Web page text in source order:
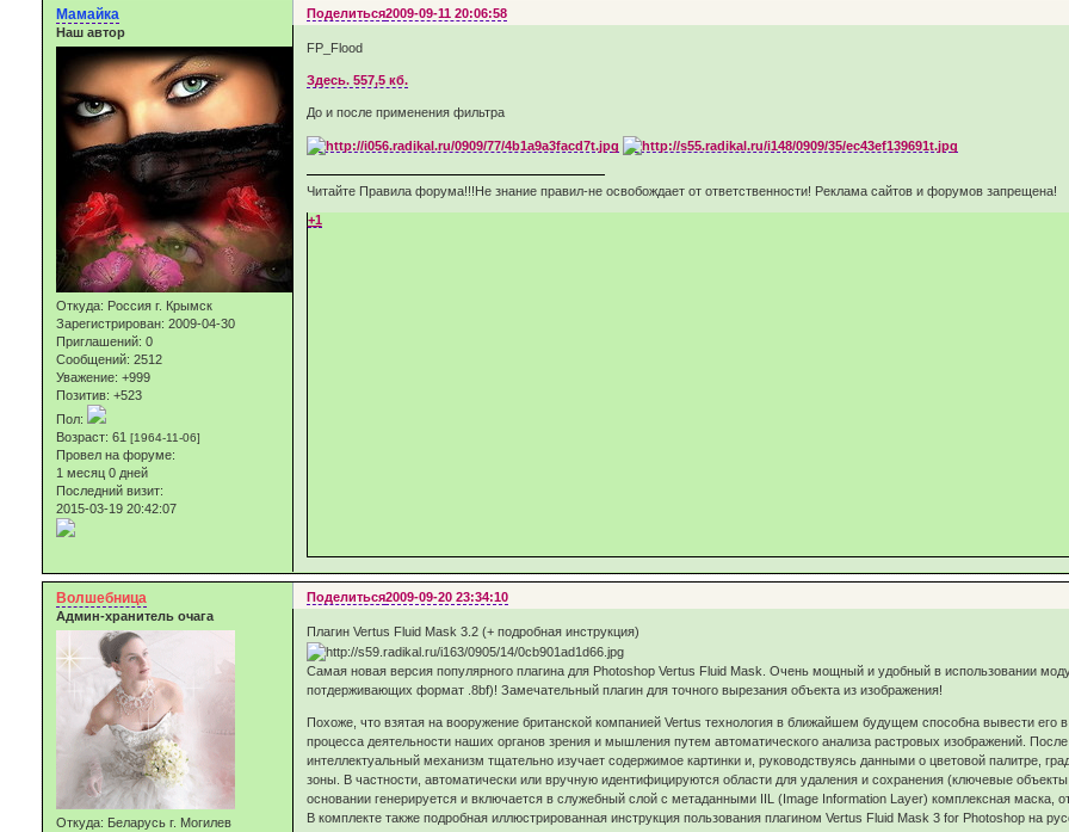
Поделиться2009-09-11 20:06:58
Мамайка
Наш автор
Откуда: Россия г. Крымск
Зарегистрирован: 2009-04-30
Приглашений: 0
Сообщений: 2512
Уважение: +999
Позитив: +523
Пол:
Возраст: 61 [1964-11-06]
Провел на форуме:
1 месяц 0 дней
Последний визит:
2015-03-19 20:42:07
FP_Flood
Здесь. 557,5 кб.
До и после применения фильтра
Читайте Правила форума!!!Не знание правил-не освобождает от ответственности! Реклама сайтов и форумов запрещена!
+1
Поделиться2009-09-20 23:34:10
Волшебница
Админ-хранитель очага
Откуда: Беларусь г. Могилев
Плагин Vertus Fluid Mask 3.2 (+ подробная инструкция)
Самая новая версия популярного плагина для Photoshop Vertus Fluid Mask. Очень мощный и удобный в использовании
потдерживающих формат .8bf)! Замечательный плагин для точного вырезания объекта из изображения!
Похоже, что взятая на вооружение британской компанией Vertus технология в ближайшем будущем способна вывести
процесса деятельности наших органов зрения и мышления путем автоматического анализа растровых изображений.
интеллектуальный механизм тщательно изучает содержимое картинки и, руководствуясь данными о цветовой палитре,
зоны. В частности, автоматически или вручную идентифицируются области для удаления и сохранения (ключевые
основании генерируется и включается в служебный слой с метаданными IIL (Image Information Layer) комплексная маска,
В комплекте также подробная иллюстрированная инструкция пользования плагином Vertus Fluid Mask 3 for Photoshop на